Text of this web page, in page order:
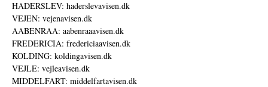
HADERSLEV: haderslevavisen.dk
VEJEN: vejenavisen.dk
AABENRAA: aabenraaavisen.dk
FREDERICIA: fredericiaavisen.dk
KOLDING: koldingavisen.dk
VEJLE: vejleavisen.dk
MIDDELFART: middelfartavisen.dk